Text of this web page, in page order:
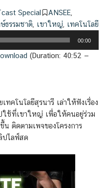
Special ANSEE
ธรรมชาติ เขาใหญ่ เทคโนโลยี
00:00
(Duration: 40:52 —
คโนโลยีสุรนารี เล่าให้ฟังเรื่อง
ใช้ที่เขาใหญ่ เพื่อให้คนอยู่ร่วม
น ติดตามเพจของโครงการ
ปไลฟ์สด